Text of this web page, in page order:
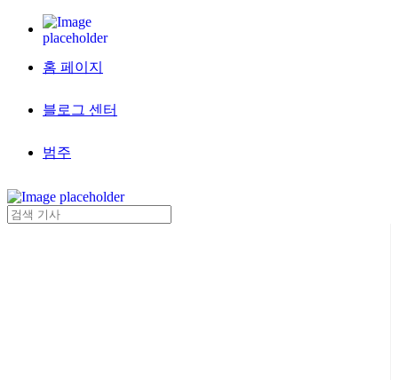
홈 페이지
블로그 센터
범주